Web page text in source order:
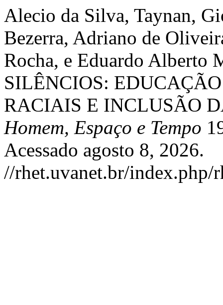
Alecio da Silva, Taynan,
Bezerra, Adriano de
Rocha, e Eduardo Alberto
SILÊNCIOS:
RACIAIS E INCLUSÃO
Homem, Espaço e Tempo
Acessado agosto 8, 2026.
//rhet.uvanet.br/index.php/